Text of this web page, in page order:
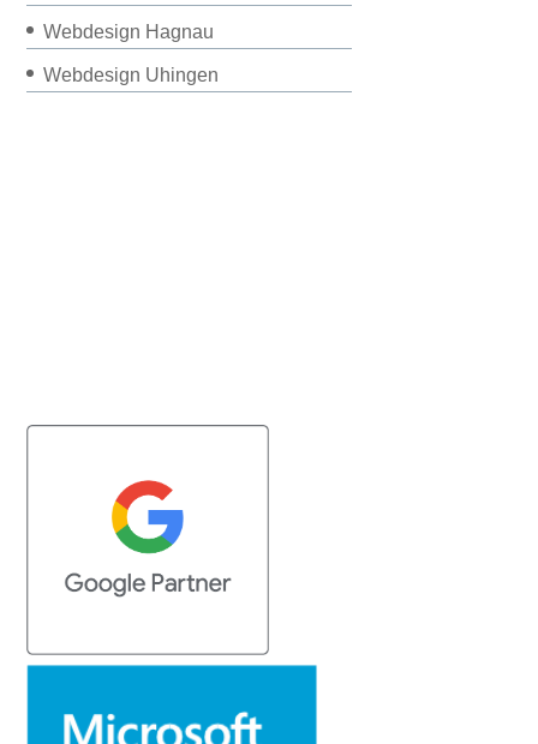
Webdesign Hagnau
Webdesign Uhingen